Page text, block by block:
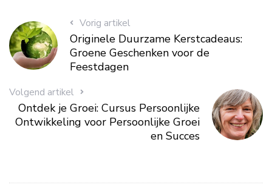
Vorig artikel
Originele Duurzame Kerstcadeaus:
Groene Geschenken voor de
Feestdagen
Volgend artikel
Ontdek je Groei: Cursus Persoonlijke
Ontwikkeling voor Persoonlijke Groei
en Succes